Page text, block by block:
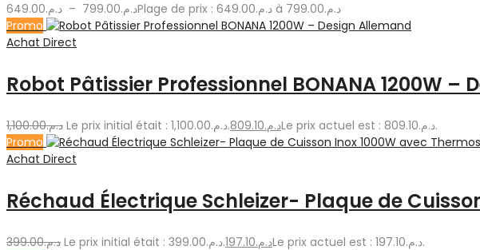
د.م.649.00 – د.م.799.00
Plage de prix : د.م.649.00 à د.م.799.00
Promo
Achat Direct
Robot Pâtissier Professionnel BONANA 1200W –
د.م.1,100.00 Le prix initial était : د.م.1,100.00. د.م.809.10
Le prix actuel est : د.م.809.10.
Promo
Achat Direct
Réchaud Électrique Schleizer- Plaque de
د.م.399.00 Le prix initial était : د.م.399.00. د.م.197.10
Le prix actuel est : د.م.197.10.